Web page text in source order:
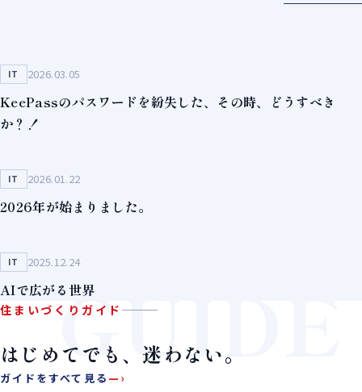
IT 2026.03.05
KeePassのパスワードを紛失した、その時、どうすべき
か？！
IT 2026.01.22
2026年が始まりました。
IT 2025.12.24
AIで広がる世界GUIDE
住まいづくりガイド
はじめてでも、迷わない。
ガイドをすべて見る —›